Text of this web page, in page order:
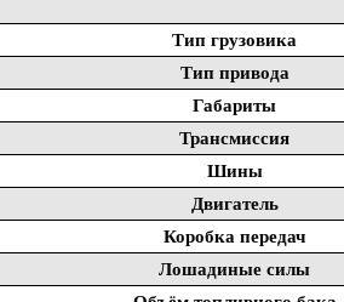
Тип грузовика
Тип привода
Габариты
Трансмиссия
Шины
Двигатель
Коробка передач
Лошадиные силы